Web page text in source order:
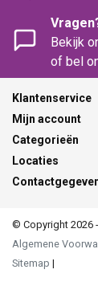
Bekijk
of bel
Klantenservice
Mijn account
Categorieën
Locaties
© Copyright 2026
Algemene
Sitemap |